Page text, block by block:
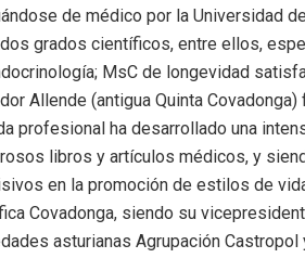
de médico por la Universidad
grados científicos, entre ellos,
MsC de longevidad
Allende (antigua Quinta
profesional ha desarrollado una
libros y artículos médicos, y
en la promoción de estilos de
Covadonga, siendo su
asturianas Agrupación Castropol